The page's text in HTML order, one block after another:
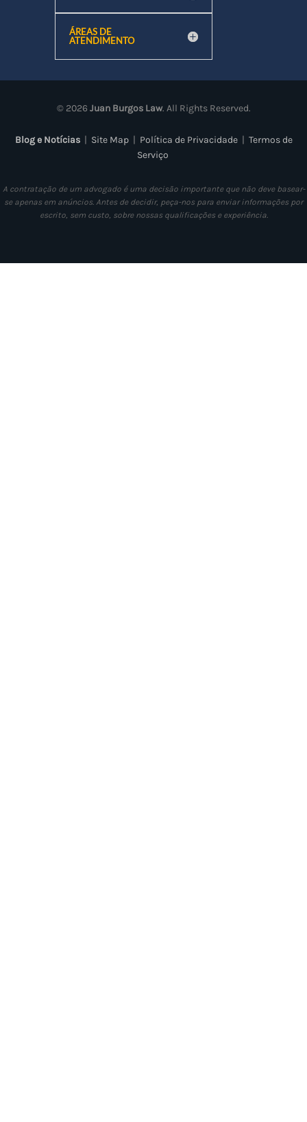
ÁREAS DE
ATENDIMENTO
© 2026 Juan Burgos Law. All Rights Reserved.
Blog e Notícias| Site Map| Política de Privacidade| Termos de
Serviço
A contratação de um advogado é uma decisão importante que não deve basear-
se apenas em anúncios. Antes de decidir, peça-nos para enviar informações por
escrito, sem custo, sobre nossas qualificações e experiência.